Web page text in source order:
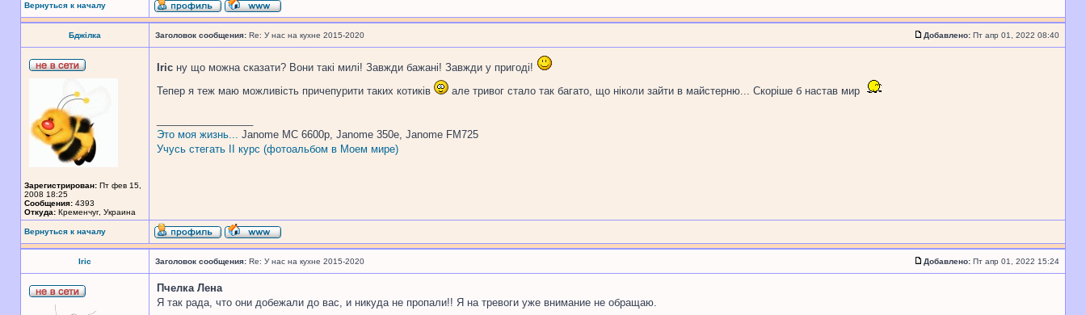
Вернуться к началу
Бджілка Заголовок сообщения: Re: У нас на кухне 2015-2020 Добавлено: Пт апр 01, 2022 08:40
Зарегистрирован: Пт фев 15,
2008 18:25
Сообщения: 4393
Откуда: Кременчуг, Украина
Iric ну що можна сказати? Вони такі милі! Завжди бажані! Завжди у пригоді!
Тепер я теж маю можливість причепурити таких котиків
але тривог стало так багато, що ніколи зайти в майстерню... Скоріше б настав мир
Это моя жизнь... Janome MC 6600p, Janome 350e, Janome FM725
Учусь стегать II курс (фотоальбом в Моем мире)
Вернуться к началу
Iric Заголовок сообщения: Re: У нас на кухне 2015-2020 Добавлено: Пт апр 01, 2022 15:24
Пчелка Лена
Я так рада, что они добежали до вас, и никуда не пропали!! Я на тревоги уже внимание не обращаю.